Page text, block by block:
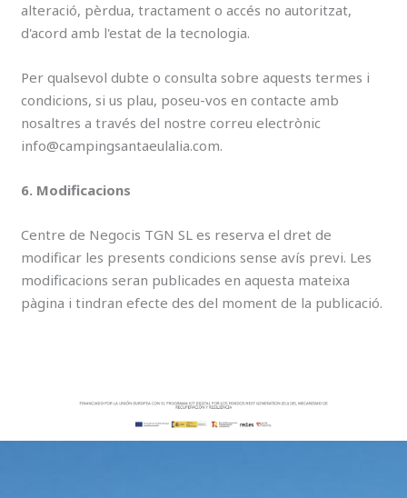
alteració, pèrdua, tractament o accés no autoritzat,
d'acord amb l'estat de la tecnologia.
Per qualsevol dubte o consulta sobre aquests termes i
condicions, si us plau, poseu-vos en contacte amb
nosaltres a través del nostre correu electrònic
info@campingsantaeulalia.com.
6. Modificacions
Centre de Negocis TGN SL es reserva el dret de
modificar les presents condicions sense avís previ. Les
modificacions seran publicades en aquesta mateixa
pàgina i tindran efecte des del moment de la publicació.